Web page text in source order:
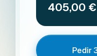
405,00 €
Pedir